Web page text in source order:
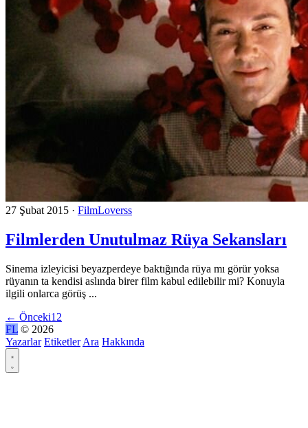
27 Şubat 2015 · FilmLoverss
Filmlerden Unutulmaz Rüya Sekansları
Sinema izleyicisi beyazperdeye baktığında rüya mı görür yoksa
rüyanın ta kendisi aslında birer film kabul edilebilir mi? Konuyla
ilgili onlarca görüş ...
← Önceki1 2
FL © 2026
Yazarlar Etiketler Ara Hakkında